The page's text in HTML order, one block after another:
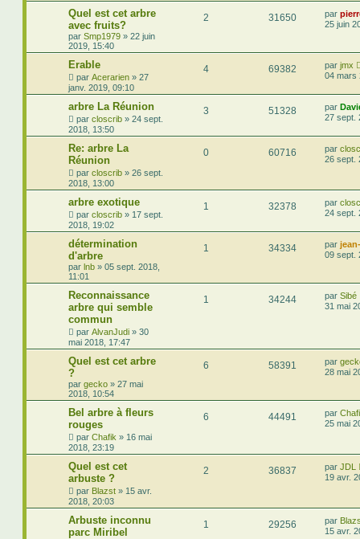
Quel est cet arbre
avec fruits?
par Smp1979 » 22 juin
2019, 15:40
2 31650 par
25 juin
Erable
par Acerarien » 27
janv. 2019, 09:10
4 69382 par jmx
04 mars
arbre La Réunion
par closcrib » 24 sept.
2018, 13:50
3 51328 par
27 sept.
Re: arbre La
Réunion
par closcrib » 26 sept.
2018, 13:00
0 60716 par
26 sept.
arbre exotique
par closcrib » 17 sept.
2018, 19:02
1 32378 par
24 sept.
détermination
d'arbre
par lnb » 05 sept. 2018,
11:01
1 34334 par
09 sept.
Reconnaissance
arbre qui semble
commun
par AlvanJudi » 30
mai 2018, 17:47
1 34244 par Sibé
31 mai
Quel est cet arbre
?
par gecko » 27 mai
2018, 10:54
6 58391 par
28 mai
Bel arbre à fleurs
rouges
par Chafik » 16 mai
2018, 23:19
6 44491 par
25 mai
Quel est cet
arbuste ?
par Blazst » 15 avr.
2018, 20:03
2 36837 par JDL
19 avr.
Arbuste inconnu
parc Miribel
1 29256 par
15 avr.